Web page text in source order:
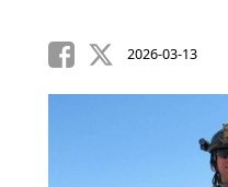
2026-03-13